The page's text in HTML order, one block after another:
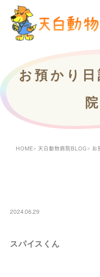
お預かり
HOME 天白動物病院BLOG お
2024.06.29
スパイスくん